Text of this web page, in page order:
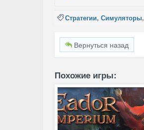
Стратегии, Симуляторы,
Вернуться назад
Похожие игры: